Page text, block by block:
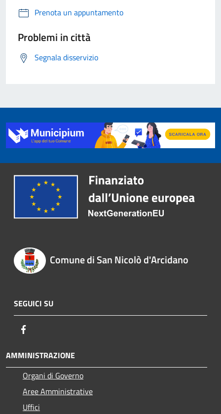
Prenota un appuntamento
Problemi in città
Segnala disservizio
Comune di San Nicolò d'Arcidano
SEGUICI SU
AMMINISTRAZIONE
Organi di Governo
Aree Amministrative
Uffici